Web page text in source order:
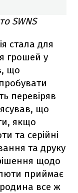
SWNS
стала для
грошей у
що
перевіряв
що
якщо
та серійні
та друку
щодо
приймає
родина все ж